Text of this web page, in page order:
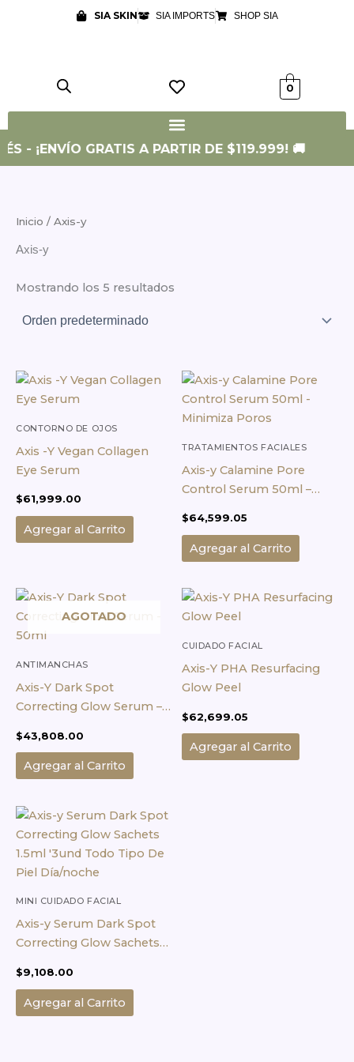
SIA SKIN SIA IMPORTS SHOP SIA
0
- ¡ENVÍO GRATIS A PARTIR DE $119.999! 🚚
Inicio / Axis-y
Axis-y
Mostrando los 5 resultados
CONTORNO DE OJOS
Axis -Y Vegan Collagen
Eye Serum
$61,999.00
Agregar al Carrito
TRATAMIENTOS FACIALES
Axis-y Calamine Pore
Control Serum 50ml –
$64,599.05
Agregar al Carrito
AGOTADO
ANTIMANCHAS
Axis-Y Dark Spot
Correcting Glow Serum –
$43,808.00
Agregar al Carrito
CUIDADO FACIAL
Axis-Y PHA Resurfacing
Glow Peel
$62,699.05
Agregar al Carrito
MINI CUIDADO FACIAL
Axis-y Serum Dark Spot
Correcting Glow Sachets
Piel Día/noche
$9,108.00
Agregar al Carrito